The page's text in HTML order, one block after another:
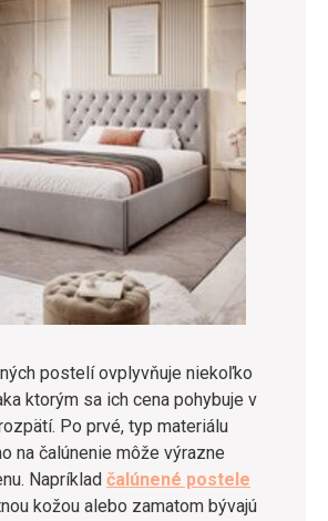
postelí ovplyvňuje niekoľko
ktorým sa ich cena pohybuje v
Po prvé, typ materiálu
na čalúnenie môže výrazne
Napríklad čalúnené postele
kožou alebo zamatom bývajú